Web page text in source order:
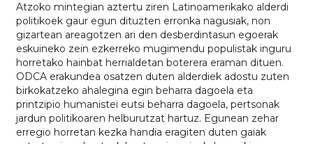
Atzoko mintegian aztertu ziren Latinoamerikako alderdi
politikoek gaur egun dituzten erronka nagusiak, non
gizartean areagotzen ari den desberdintasun egoerak
eskuineko zein ezkerreko mugimendu populistak inguru
horretako hainbat herrialdetan boterera eraman dituen.
ODCA erakundea osatzen duten alderdiek adostu zuten
birkokatzeko ahalegina egin beharra dagoela eta
printzipio humanistei eutsi beharra dagoela, pertsonak
jardun politikoaren helburutzat hartuz. Egunean zehar
erregio horretan kezka handia eragiten duten gaiak